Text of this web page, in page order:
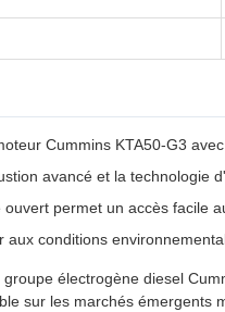
Cummins KTA50-G3
avancé et la technologie
permet un accès facile
aux conditions
électrogène diesel
sur les marchés émergents